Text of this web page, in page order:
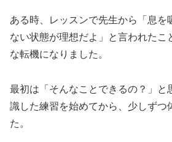
ある時、レッスンで先生から「息を
ない状態が理想だよ」と言われたこ
な転機になりました。
最初は「そんなことできるの？」と
識した練習を始めてから、少しずつ
た。